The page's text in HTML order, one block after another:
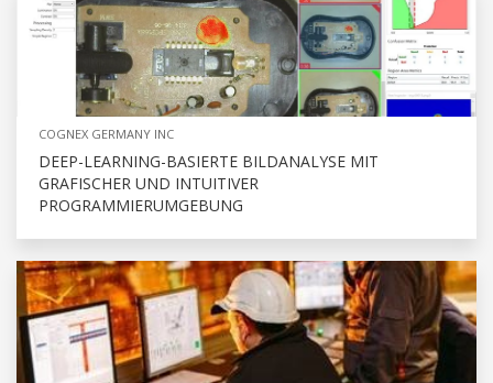
COGNEX GERMANY INC
DEEP-LEARNING-BASIERTE BILDANALYSE MIT
GRAFISCHER UND INTUITIVER
PROGRAMMIERUMGEBUNG